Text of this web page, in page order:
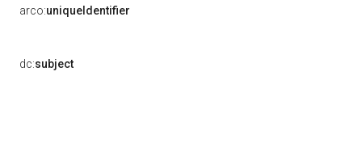
arco:uniqueIdentifier
dc:subject